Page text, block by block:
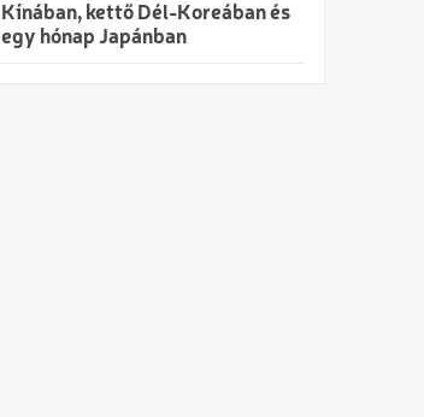
Kínában, kettő Dél-Koreában és
egy hónap Japánban